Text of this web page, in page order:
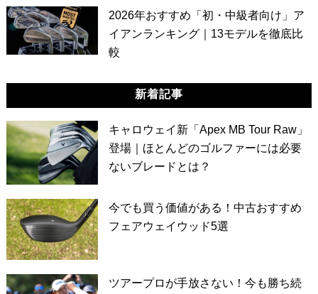
2026年おすすめ「初・中級者向け」ア
イアンランキング｜13モデルを徹底比
較
新着記事
キャロウェイ新「Apex MB Tour Raw」
登場｜ほとんどのゴルファーには必要
ないブレードとは？
今でも買う価値がある！中古おすすめ
フェアウェイウッド5選
ツアープロが手放さない！今も勝ち続